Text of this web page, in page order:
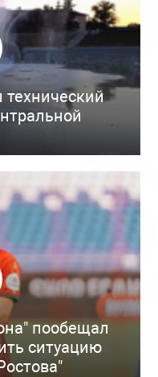
технический
пообещал
ситуацию